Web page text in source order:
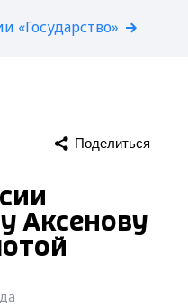
«Государство»
Поделиться
Аксенову